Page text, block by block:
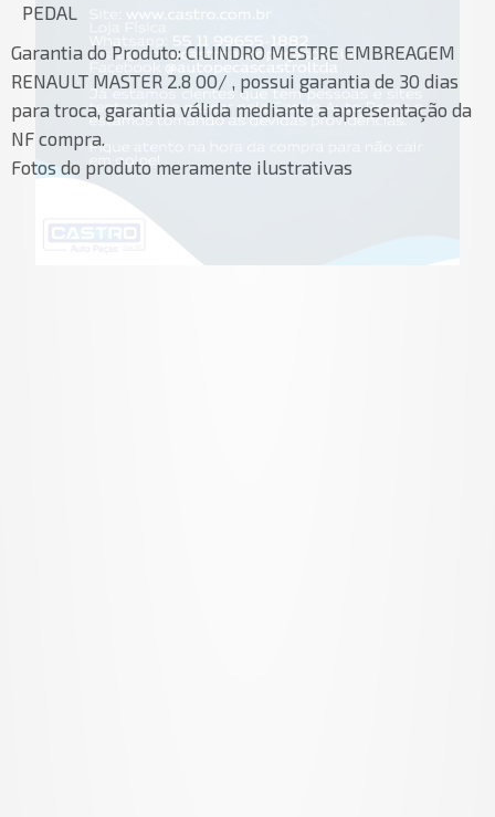
PEDAL
Garantia do Produto: CILINDRO MESTRE EMBREAGEM
RENAULT MASTER 2.8 00/ , possui garantia de 30 dias
para troca, garantia válida mediante a apresentação da
NF compra.
Fotos do produto meramente ilustrativas